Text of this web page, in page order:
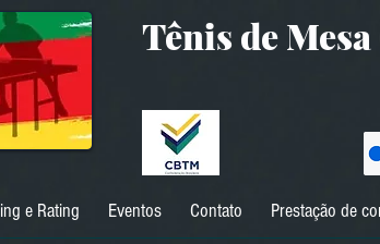
Tênis de
e Rating Eventos Contato Prestação de